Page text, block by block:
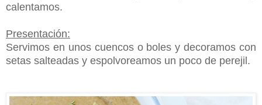
calentamos.
Presentación:
Servimos en unos cuencos o boles y decoramos con
setas salteadas y espolvoreamos un poco de perejil.